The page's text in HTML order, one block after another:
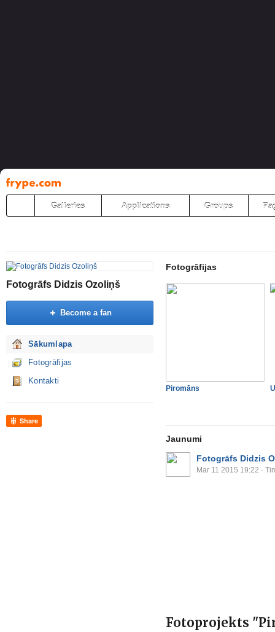
Pāriet
uz
saturu
Galleries Applications Groups
Fotogrāfs Didzis Ozoliņš
Become a fan
Sākumlapa
Fotogrāfijas
Kontakti
Share
Fotogrāfijas
Piromāns
Jaunumi
Fotogrāfs Didzis
Mar 11 2015 19:22 ·
Fotoprojekts